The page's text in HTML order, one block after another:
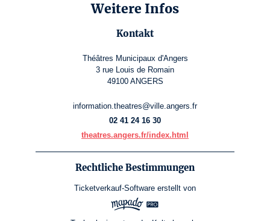
Weitere Infos
Kontakt
Théâtres Municipaux d'Angers
3 rue Louis de Romain
49100 ANGERS
information.theatres@ville.angers.fr
02 41 24 16 30
theatres.angers.fr/index.html
Rechtliche Bestimmungen
Ticketverkauf-Software erstellt von